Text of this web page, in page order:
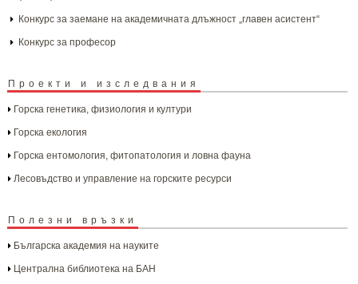
Конкурс за заемане на академичната длъжност „главен асистент“
Конкурс за професор
Проекти и изследвания
Горска генетика, физиология и култури
Горска екология
Горска ентомология, фитопатология и ловна фауна
Лесовъдство и управление на горските ресурси
Полезни връзки
Българска aкадемия на науките
Централна библиотека на БАН